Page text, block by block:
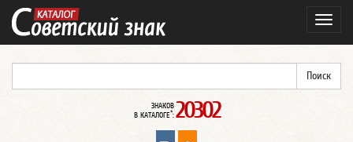
ЗНАКОВ
В КАТАЛОГЕ*: 20302